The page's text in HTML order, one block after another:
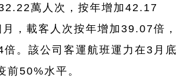
萬人次，按年增加42.17
，載客人次按年增加39.07倍，
。該公司客運航班運力在3月底
前50%水平。